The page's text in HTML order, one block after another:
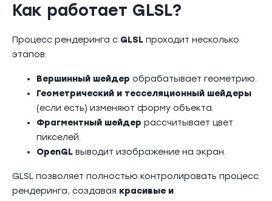
Как работает GLSL?
Процесс рендеринга с GLSL проходит несколько
этапов:
Вершинный шейдер обрабатывает геометрию.
Геометрический и тесселяционный шейдеры
(если есть) изменяют форму объекта.
Фрагментный шейдер рассчитывает цвет
пикселей.
OpenGL выводит изображение на экран.
GLSL позволяет полностью контролировать процесс
рендеринга, создавая красивые и